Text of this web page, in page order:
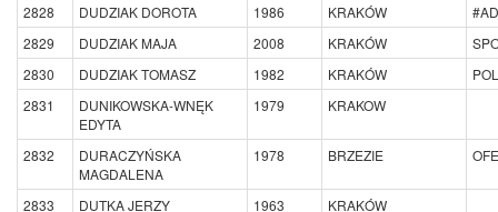
2828
DUDZIAK DOROTA 1986 KRAKÓW
2829
DUDZIAK MAJA 2008 KRAKÓW
2830
DUDZIAK TOMASZ 1982 KRAKÓW
2831
DUNIKOWSKA-WNĘK
EDYTA
1979 KRAKOW
2832
DURACZYŃSKA
MAGDALENA
1978 BRZEZIE
2833 DUTKA JERZY 1963
KRAKÓW